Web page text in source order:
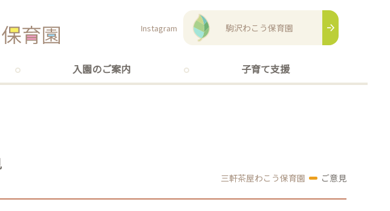
駒沢わこう保育園
Instagram
入園のご案内 子育て支援
三軒茶屋わこう保育園 ご意見